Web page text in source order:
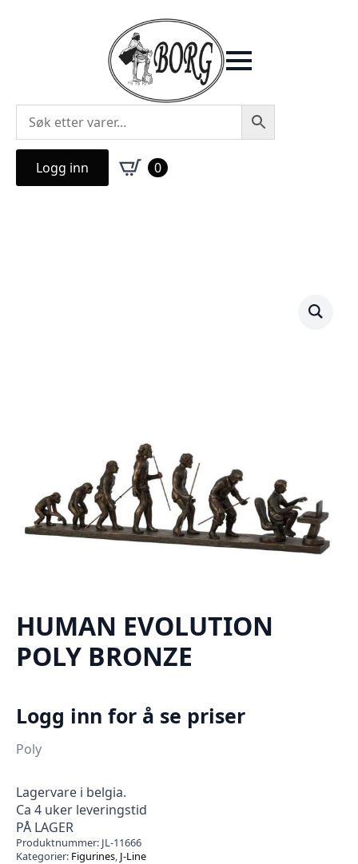
Logg inn 0
HUMAN EVOLUTION
POLY BRONZE
Logg inn for å se priser
Poly
Lagervare i belgia.
Ca 4 uker leveringstid
PÅ LAGER
Produktnummer: JL-11666
Kategorier: Figurines, J-Line